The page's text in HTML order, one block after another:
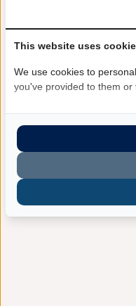
This website uses
We use cookies to
you've provided to them